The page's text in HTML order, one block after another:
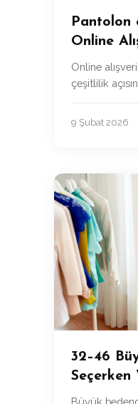
Pantolon
Online
Hatalar
Online
çeşitlilik
yapılan
9 Şubat 2026
32–46
Seçerken
Büyük